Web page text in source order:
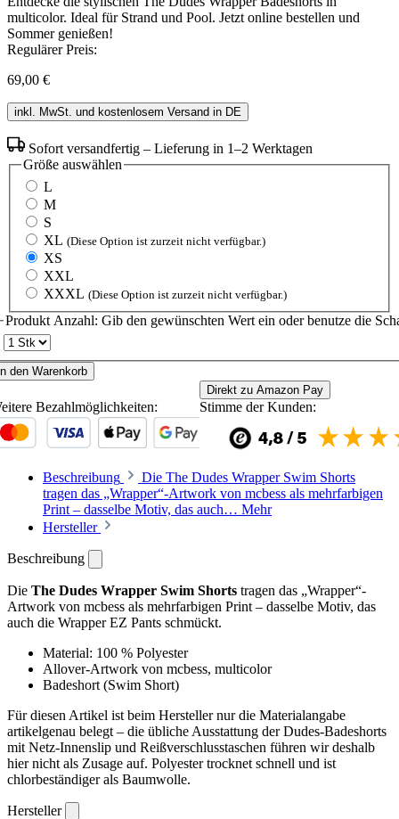
multicolor. Ideal für Strand und Pool. Jetzt online bestellen und
Sommer genießen!
Regulärer Preis:
69,00 €
inkl. MwSt. und kostenlosem Versand in DE
Sofort versandfertig – Lieferung in 1–2 Werktagen
Größe auswählen
L
M
S
XL (Diese Option ist zurzeit nicht verfügbar.)
XS
XXL
XXXL (Diese Option ist zurzeit nicht verfügbar.)
Produkt Anzahl: Gib den gewünschten Wert ein oder benutze die
den Warenkorb
Direkt zu Amazon Pay
Bezahlmöglichkeiten: Stimme der Kunden:
Beschreibung
Die The Dudes Wrapper Swim Shorts
tragen das „Wrapper“-Artwork von mcbess als mehrfarbigen
Print – dasselbe Motiv, das auch… Mehr
Hersteller
Beschreibung
Die The Dudes Wrapper Swim Shorts tragen das „Wrapper“-
Artwork von mcbess als mehrfarbigen Print – dasselbe Motiv, das
auch die Wrapper EZ Pants schmückt.
Material: 100 % Polyester
Allover-Artwork von mcbess, multicolor
Badeshort (Swim Short)
Für diesen Artikel ist beim Hersteller nur die Materialangabe
artikelgenau belegt – die übliche Ausstattung der Dudes-Badeshorts
mit Netz-Innenslip und Reißverschlusstaschen führen wir deshalb
hier nicht als Zusage auf. Polyester trocknet schnell und ist
chlorbeständiger als Baumwolle.
Hersteller